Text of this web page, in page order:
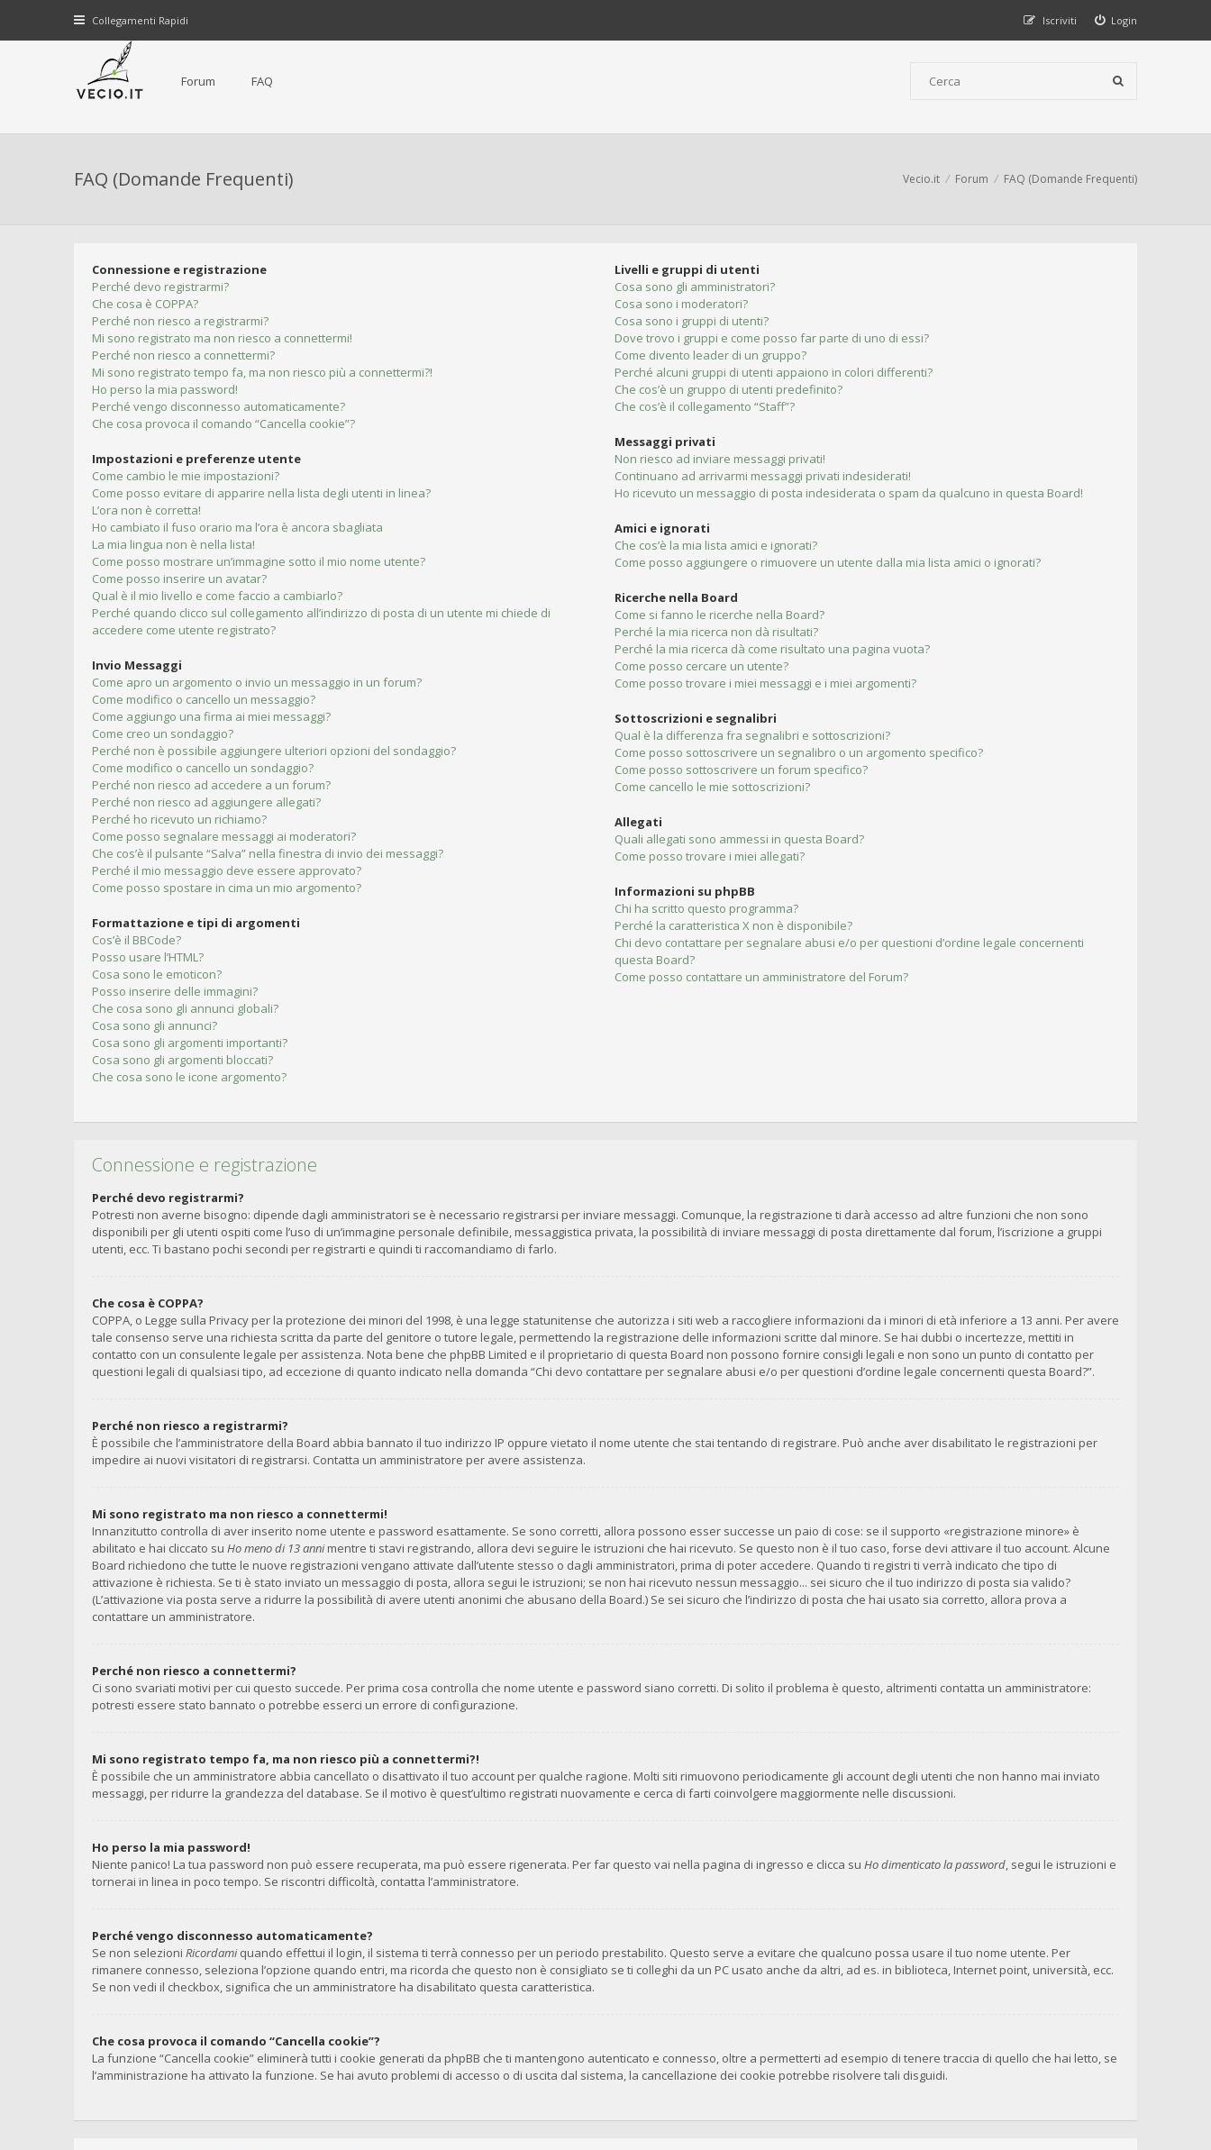
Collegamenti Rapidi Login
Iscriviti
Forum FAQ
FAQ (Domande Frequenti) Vecio.it Forum FAQ (Domande Frequenti)
Connessione e registrazione
Perché devo registrarmi?
Che cosa è COPPA?
Perché non riesco a registrarmi?
Mi sono registrato ma non riesco a connettermi!
Perché non riesco a connettermi?
Mi sono registrato tempo fa, ma non riesco più a connettermi?!
Ho perso la mia password!
Perché vengo disconnesso automaticamente?
Che cosa provoca il comando “Cancella cookie”?
Impostazioni e preferenze utente
Come cambio le mie impostazioni?
Come posso evitare di apparire nella lista degli utenti in linea?
L’ora non è corretta!
Ho cambiato il fuso orario ma l’ora è ancora sbagliata
La mia lingua non è nella lista!
Come posso mostrare un’immagine sotto il mio nome utente?
Come posso inserire un avatar?
Qual è il mio livello e come faccio a cambiarlo?
Perché quando clicco sul collegamento all’indirizzo di posta di un utente mi chiede di
accedere come utente registrato?
Invio Messaggi
Come apro un argomento o invio un messaggio in un forum?
Come modifico o cancello un messaggio?
Come aggiungo una firma ai miei messaggi?
Come creo un sondaggio?
Perché non è possibile aggiungere ulteriori opzioni del sondaggio?
Come modifico o cancello un sondaggio?
Perché non riesco ad accedere a un forum?
Perché non riesco ad aggiungere allegati?
Perché ho ricevuto un richiamo?
Come posso segnalare messaggi ai moderatori?
Che cos’è il pulsante “Salva” nella finestra di invio dei messaggi?
Perché il mio messaggio deve essere approvato?
Come posso spostare in cima un mio argomento?
Formattazione e tipi di argomenti
Cos’è il BBCode?
Posso usare l’HTML?
Cosa sono le emoticon?
Posso inserire delle immagini?
Che cosa sono gli annunci globali?
Cosa sono gli annunci?
Cosa sono gli argomenti importanti?
Cosa sono gli argomenti bloccati?
Che cosa sono le icone argomento?
Livelli e gruppi di utenti
Cosa sono gli amministratori?
Cosa sono i moderatori?
Cosa sono i gruppi di utenti?
Dove trovo i gruppi e come posso far parte di uno di essi?
Come divento leader di un gruppo?
Perché alcuni gruppi di utenti appaiono in colori differenti?
Che cos’è un gruppo di utenti predefinito?
Che cos’è il collegamento “Staff”?
Messaggi privati
Non riesco ad inviare messaggi privati!
Continuano ad arrivarmi messaggi privati indesiderati!
Ho ricevuto un messaggio di posta indesiderata o spam da qualcuno in questa Board!
Amici e ignorati
Che cos’è la mia lista amici e ignorati?
Come posso aggiungere o rimuovere un utente dalla mia lista amici o ignorati?
Ricerche nella Board
Come si fanno le ricerche nella Board?
Perché la mia ricerca non dà risultati?
Perché la mia ricerca dà come risultato una pagina vuota?
Come posso cercare un utente?
Come posso trovare i miei messaggi e i miei argomenti?
Sottoscrizioni e segnalibri
Qual è la differenza fra segnalibri e sottoscrizioni?
Come posso sottoscrivere un segnalibro o un argomento specifico?
Come posso sottoscrivere un forum specifico?
Come cancello le mie sottoscrizioni?
Allegati
Quali allegati sono ammessi in questa Board?
Come posso trovare i miei allegati?
Informazioni su phpBB
Chi ha scritto questo programma?
Perché la caratteristica X non è disponibile?
Chi devo contattare per segnalare abusi e/o per questioni d’ordine legale concernenti
questa Board?
Come posso contattare un amministratore del Forum?
Connessione e registrazione
Perché devo registrarmi?
Potresti non averne bisogno: dipende dagli amministratori se è necessario registrarsi per inviare messaggi. Comunque, la registrazione ti darà accesso ad altre funzioni che non sono
disponibili per gli utenti ospiti come l’uso di un’immagine personale definibile, messaggistica privata, la possibilità di inviare messaggi di posta direttamente dal forum, l’iscrizione a gruppi
utenti, ecc. Ti bastano pochi secondi per registrarti e quindi ti raccomandiamo di farlo.
Che cosa è COPPA?
COPPA, o Legge sulla Privacy per la protezione dei minori del 1998, è una legge statunitense che autorizza i siti web a raccogliere informazioni da i minori di età inferiore a 13 anni. Per avere
tale consenso serve una richiesta scritta da parte del genitore o tutore legale, permettendo la registrazione delle informazioni scritte dal minore. Se hai dubbi o incertezze, mettiti in
contatto con un consulente legale per assistenza. Nota bene che phpBB Limited e il proprietario di questa Board non possono fornire consigli legali e non sono un punto di contatto per
questioni legali di qualsiasi tipo, ad eccezione di quanto indicato nella domanda “Chi devo contattare per segnalare abusi e/o per questioni d’ordine legale concernenti questa Board?”.
Perché non riesco a registrarmi?
È possibile che l’amministratore della Board abbia bannato il tuo indirizzo IP oppure vietato il nome utente che stai tentando di registrare. Può anche aver disabilitato le registrazioni per
impedire ai nuovi visitatori di registrarsi. Contatta un amministratore per avere assistenza.
Mi sono registrato ma non riesco a connettermi!
Innanzitutto controlla di aver inserito nome utente e password esattamente. Se sono corretti, allora possono esser successe un paio di cose: se il supporto «registrazione minore» è
abilitato e hai cliccato su Ho meno di 13 annimentre ti stavi registrando, allora devi seguire le istruzioni che hai ricevuto. Se questo non è il tuo caso, forse devi attivare il tuo account. Alcune
Board richiedono che tutte le nuove registrazioni vengano attivate dall’utente stesso o dagli amministratori, prima di poter accedere. Quando ti registri ti verrà indicato che tipo di
attivazione è richiesta. Se ti è stato inviato un messaggio di posta, allora segui le istruzioni; se non hai ricevuto nessun messaggio... sei sicuro che il tuo indirizzo di posta sia valido?
(L’attivazione via posta serve a ridurre la possibilità di avere utenti anonimi che abusano della Board.) Se sei sicuro che l’indirizzo di posta che hai usato sia corretto, allora prova a
contattare un amministratore.
Perché non riesco a connettermi?
Ci sono svariati motivi per cui questo succede. Per prima cosa controlla che nome utente e password siano corretti. Di solito il problema è questo, altrimenti contatta un amministratore:
potresti essere stato bannato o potrebbe esserci un errore di configurazione.
Mi sono registrato tempo fa, ma non riesco più a connettermi?!
È possibile che un amministratore abbia cancellato o disattivato il tuo account per qualche ragione. Molti siti rimuovono periodicamente gli account degli utenti che non hanno mai inviato
messaggi, per ridurre la grandezza del database. Se il motivo è quest’ultimo registrati nuovamente e cerca di farti coinvolgere maggiormente nelle discussioni.
Ho perso la mia password!
Niente panico! La tua password non può essere recuperata, ma può essere rigenerata. Per far questo vai nella pagina di ingresso e clicca su Ho dimenticato la password, segui le istruzioni e
tornerai in linea in poco tempo. Se riscontri difficoltà, contatta l’amministratore.
Perché vengo disconnesso automaticamente?
Se non selezioni Ricordamiquando effettui il login, il sistema ti terrà connesso per un periodo prestabilito. Questo serve a evitare che qualcuno possa usare il tuo nome utente. Per
rimanere connesso, seleziona l’opzione quando entri, ma ricorda che questo non è consigliato se ti colleghi da un PC usato anche da altri, ad es. in biblioteca, Internet point, università, ecc.
Se non vedi il checkbox, significa che un amministratore ha disabilitato questa caratteristica.
Che cosa provoca il comando “Cancella cookie”?
La funzione “Cancella cookie” eliminerà tutti i cookie generati da phpBB che ti mantengono autenticato e connesso, oltre a permetterti ad esempio di tenere traccia di quello che hai letto, se
l’amministrazione ha attivato la funzione. Se hai avuto problemi di accesso o di uscita dal sistema, la cancellazione dei cookie potrebbe risolvere tali disguidi.